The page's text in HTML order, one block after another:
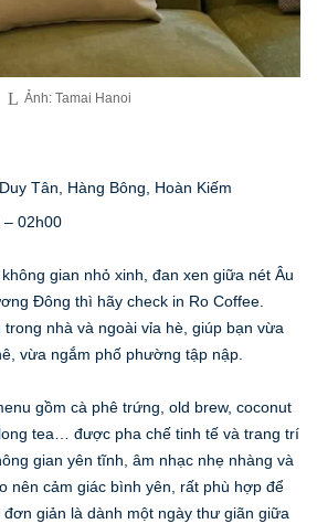
Ảnh: Tamai Hanoi
Tân, Hàng Bông, Hoàn Kiếm
– 02h00
gian nhỏ xinh, đan xen giữa nét Âu
Đông thì hãy check in Ro Coffee.
nhà và ngoài vỉa hè, giúp bạn vừa
vừa ngắm phố phường tập nập.
gồm cà phê trứng, old brew, coconut
tea… được pha chế tinh tế và trang trí
gian yên tĩnh, âm nhạc nhẹ nhàng và
nên cảm giác bình yên, rất phù hợp để
giản là dành một ngày thư giãn giữa